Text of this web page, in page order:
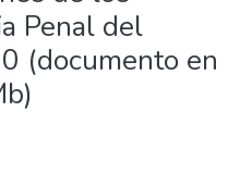
Penal del
(documento en